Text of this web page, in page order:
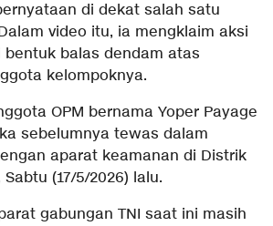
di dekat salah satu
video itu, ia mengklaim aksi
balas dendam atas
kelompoknya.
OPM bernama Yoper Payage
sebelumnya tewas dalam
aparat keamanan di Distrik
(17/5/2026) lalu.
gabungan TNI saat ini masih